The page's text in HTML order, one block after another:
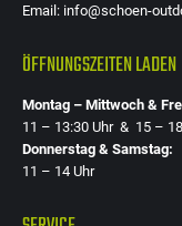
Email: info@schoen-
ÖFFNUNGSZEITEN LADEN
Montag – Mittwoch &
11 – 13:30 Uhr & 15 –
Donnerstag & Samstag:
11 – 14 Uhr